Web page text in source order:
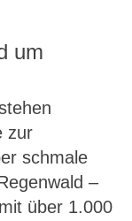
um
zur
schmale
–
über 1.000